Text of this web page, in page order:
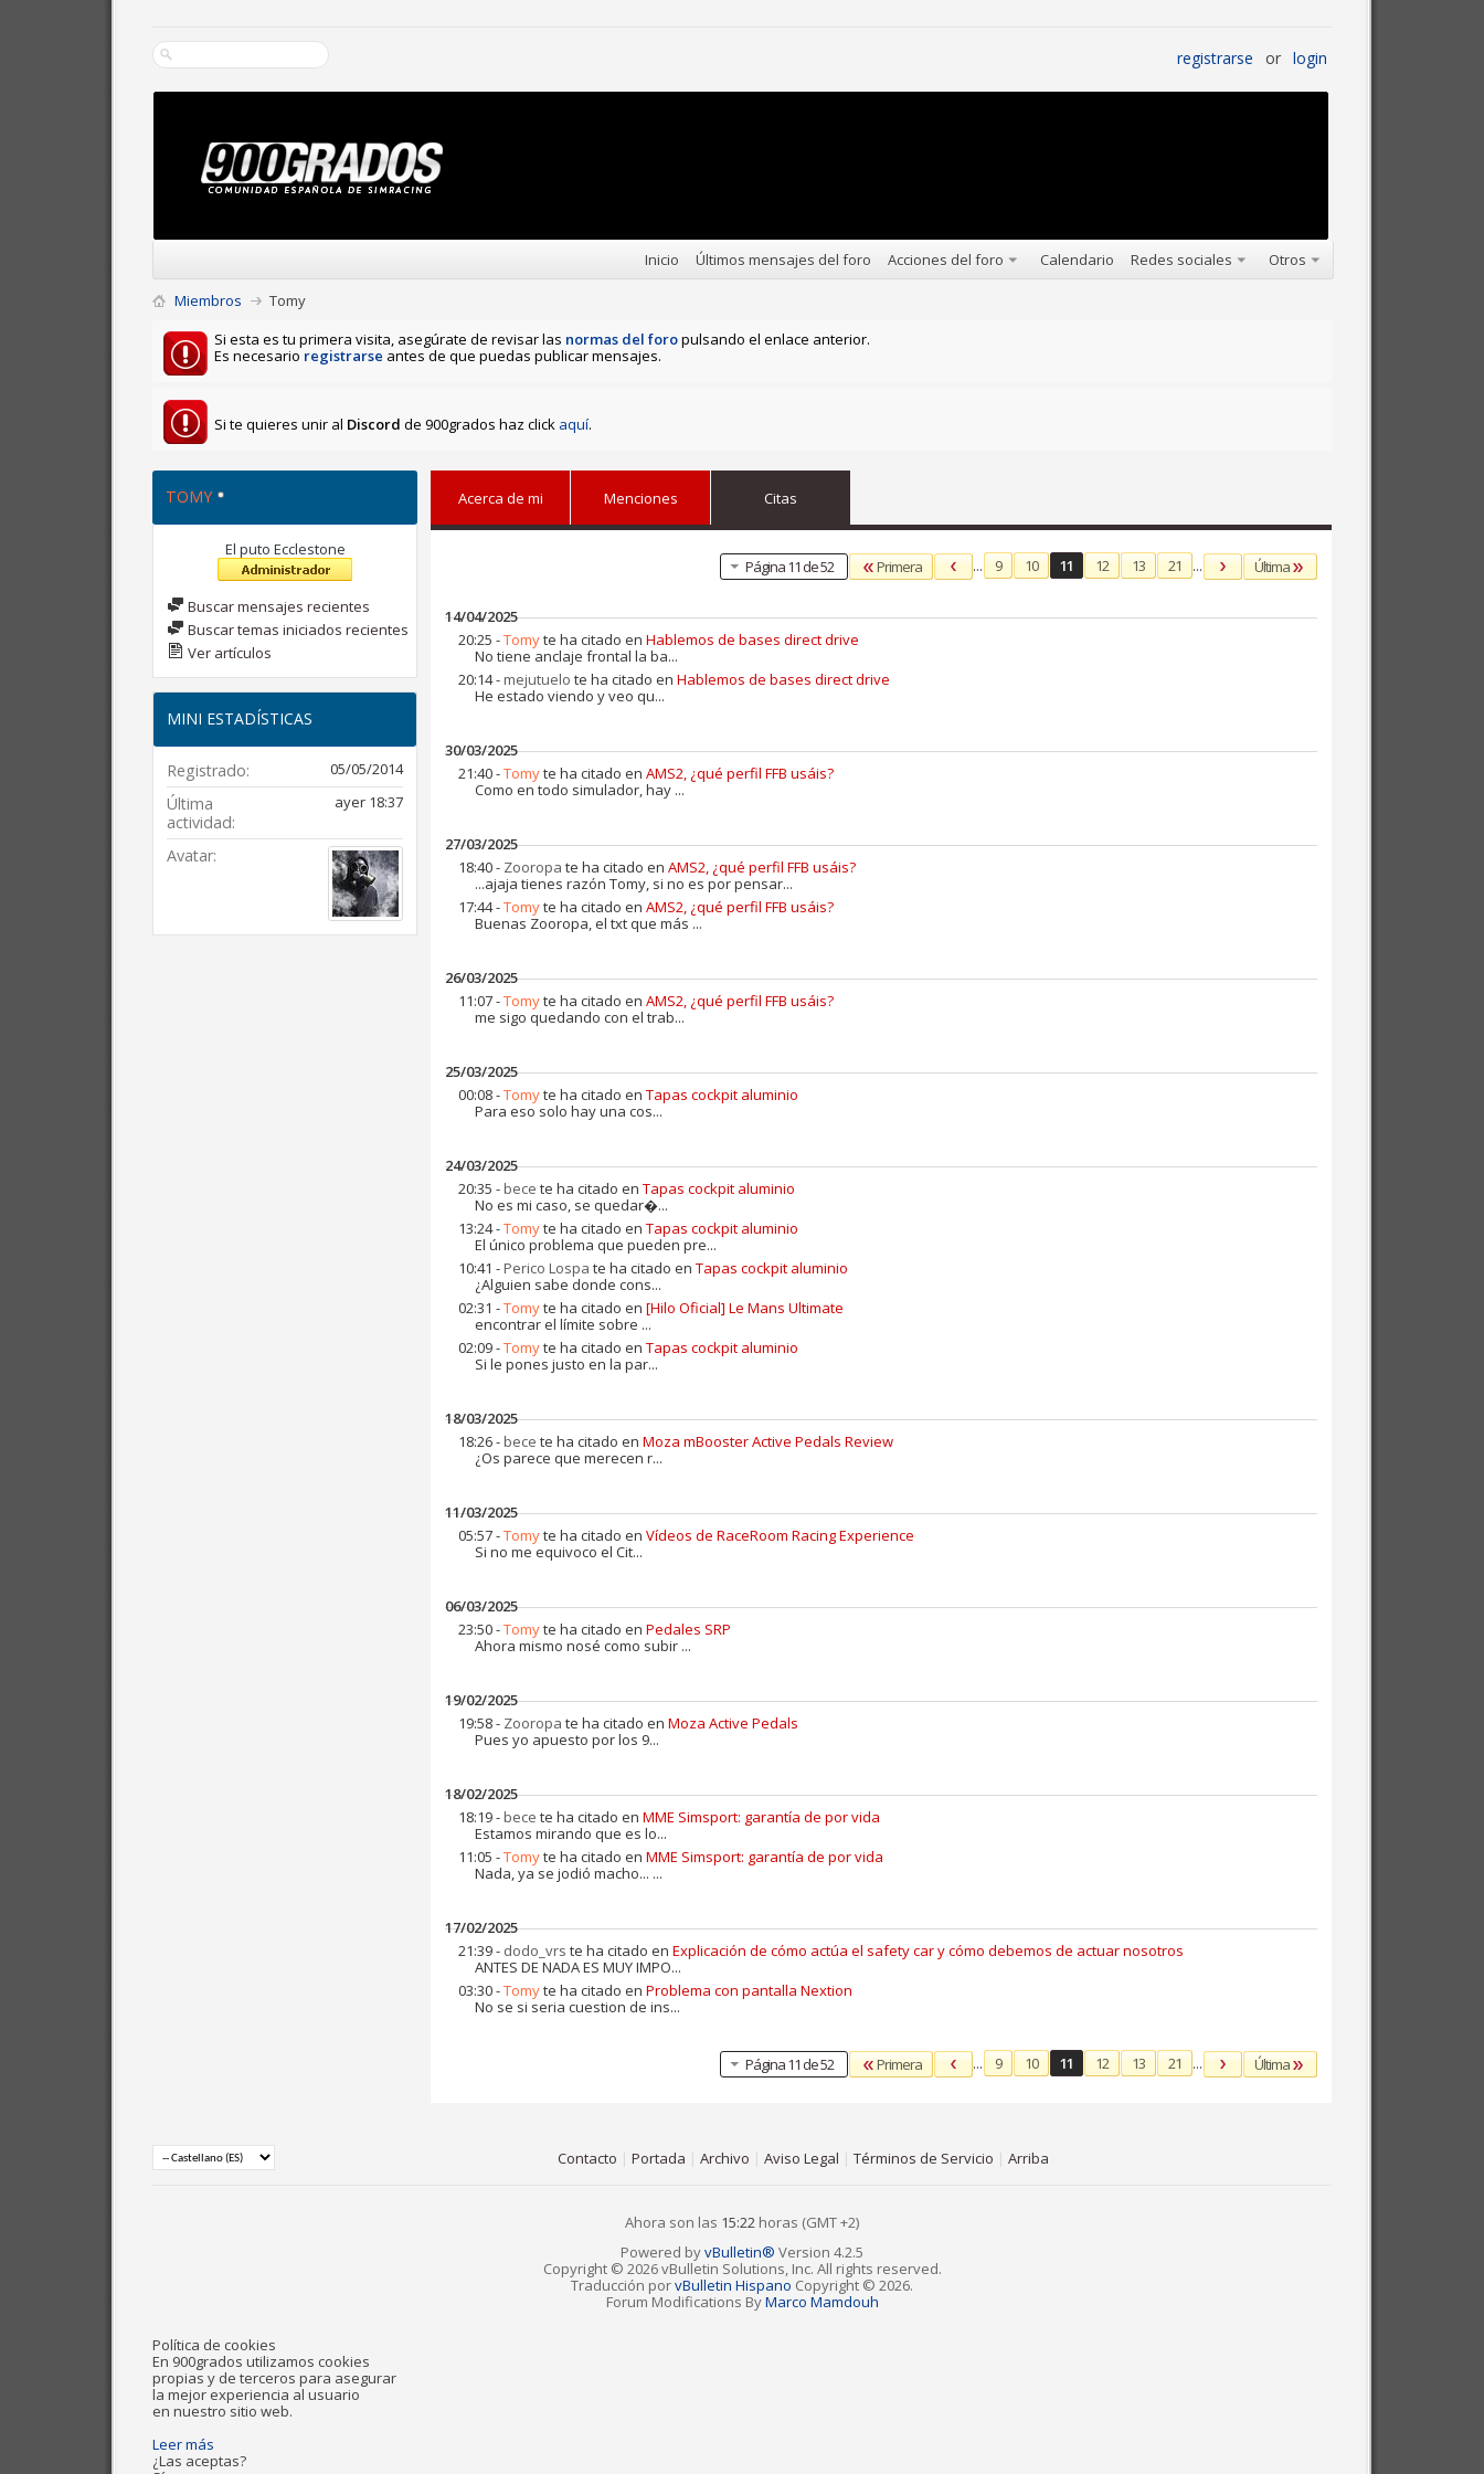
registrarse or login
Inicio Últimos mensajes del foro Acciones del foro Calendario Redes sociales Otros
Miembros
Tomy
Si esta es tu primera visita, asegúrate de revisar las normas del foropulsando el enlace anterior.
Es necesario registrarse antes de que puedas publicar mensajes.
Si te quieres unir al Discord de 900grados haz click aquí.
TOMY
El puto Ecclestone
Buscar mensajes recientes
Buscar temas iniciados recientes
Ver artículos
MINI ESTADÍSTICAS
Registrado 05/05/2014
Última
actividad
ayer 18:37
Avatar
Acerca de mi Menciones Citas
Página 11 de 52 Primera ... 9 10 11 12 13 21 ... Última
14/04/2025
20:25 -Tomyte ha citado en Hablemos de bases direct drive
No tiene anclaje frontal la ba...
20:14 - mejutuelo te ha citado en Hablemos de bases direct drive
He estado viendo y veo qu...
30/03/2025
21:40 -Tomyte ha citado en AMS2, ¿qué perfil FFB usáis?
Como en todo simulador, hay ...
27/03/2025
18:40 - Zooropa te ha citado en AMS2, ¿qué perfil FFB usáis?
...ajaja tienes razón Tomy, si no es por pensar...
17:44 -Tomyte ha citado en AMS2, ¿qué perfil FFB usáis?
Buenas Zooropa, el txt que más ...
26/03/2025
11:07 -Tomyte ha citado en AMS2, ¿qué perfil FFB usáis?
me sigo quedando con el trab...
25/03/2025
00:08 -Tomyte ha citado en Tapas cockpit aluminio
Para eso solo hay una cos...
24/03/2025
20:35 - bece te ha citado en Tapas cockpit aluminio
No es mi caso, se quedar�...
13:24 -Tomyte ha citado en Tapas cockpit aluminio
El único problema que pueden pre...
10:41 - Perico Lospa te ha citado en Tapas cockpit aluminio
¿Alguien sabe donde cons...
02:31 -Tomyte ha citado en [Hilo Oficial] Le Mans Ultimate
encontrar el límite sobre ...
02:09 -Tomyte ha citado en Tapas cockpit aluminio
Si le pones justo en la par...
18/03/2025
18:26 - bece te ha citado en Moza mBooster Active Pedals Review
¿Os parece que merecen r...
11/03/2025
05:57 -Tomyte ha citado en Vídeos de RaceRoom Racing Experience
Si no me equivoco el Cit...
06/03/2025
23:50 -Tomyte ha citado en Pedales SRP
Ahora mismo nosé como subir ...
19/02/2025
19:58 - Zooropa te ha citado en Moza Active Pedals
Pues yo apuesto por los 9...
18/02/2025
18:19 - bece te ha citado en MME Simsport: garantía de por vida
Estamos mirando que es lo...
11:05 -Tomyte ha citado en MME Simsport: garantía de por vida
Nada, ya se jodió macho... ...
17/02/2025
21:39 - dodo_vrs te ha citado en Explicación de cómo actúa el safety car y cómo debemos de actuar nosotros
ANTES DE NADA ES MUY IMPO...
03:30 -Tomyte ha citado en Problema con pantalla Nextion
No se si seria cuestion de ins...
Página 11 de 52 Primera ... 9 10 11 12 13 21 ... Última
Contacto | Portada | Archivo | Aviso Legal | Términos de Servicio | Arriba
Ahora son las 15:22 horas (GMT +2)
Powered byvBulletin® Version 4.2.5
Copyright © 2026 vBulletin Solutions, Inc. All rights reserved.
Traducción porvBulletin Hispano Copyright © 2026.
Forum Modifications ByMarco Mamdouh
Política de cookies
En 900grados utilizamos cookies
propias y de terceros para asegurar
la mejor experiencia al usuario
en nuestro sitio web.
Leer más
¿Las aceptas?